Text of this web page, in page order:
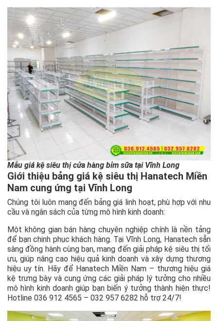
Mẫu giá kệ siêu thị cửa hàng bỉm sữa tại Vĩnh Long
Giới thiệu bảng giá kệ siêu thị Hanatech Miền
Nam cung ứng tại Vĩnh Long
Chúng tôi luôn mang đến bảng giá linh hoạt, phù hợp với nhu
cầu và ngân sách của từng mô hình kinh doanh:
Một không gian bán hàng chuyên nghiệp chính là nền tảng
để bạn chinh phục khách hàng. Tại Vĩnh Long, Hanatech sẵn
sàng đồng hành cùng bạn, mang đến giải pháp kệ siêu thị tối
ưu, giúp nâng cao hiệu quả kinh doanh và xây dựng thương
hiệu uy tín. Hãy để Hanatech Miền Nam – thương hiệu giá
kệ trưng bày và cung ứng các giải pháp lý tưởng cho nhiều
mô hình kinh doanh giúp bạn biến ý tưởng thành hiện thực!
Hotline 036 912 4565 – 032 957 6282 hỗ trợ 24/7!